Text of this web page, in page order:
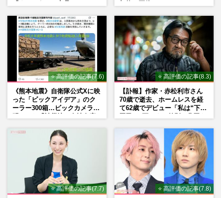
⭐ 高評価の記事(7.6)
《熊本地震》自衛隊公式Xに映
った「ビックアイデア」のク
ーラー300箱…ビックカメラが
⭐ 高評価の記事(8.3)
【訃報】作家・赤松利市さん
70歳で逝去、ホームレスを経
て62歳でデビュー「私は“下級
⭐ 高評価の記事(7.7) ⭐ 高評価の記事(7.8)